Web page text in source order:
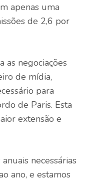
apenas uma
de 2,6 por
as negociações
de mídia,
para
de Paris. Esta
extensão e
necessárias
ano, e estamos